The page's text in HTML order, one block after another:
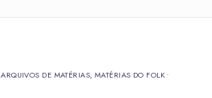
ARQUIVOS DE MATÉRIAS, MATÉRIAS DO FOLK •